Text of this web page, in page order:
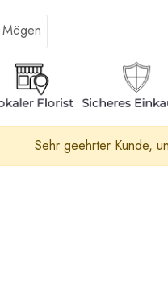
Mögen
Sehr geehrter Kunde,